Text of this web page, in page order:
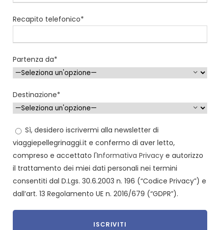
Recapito telefonico*
Partenza da*
Destinazione*
Sì, desidero iscrivermi alla newsletter di
viaggiepellegrinaggi.it e confermo di aver letto,
compreso e accettato l'Informativa Privacy e autorizzo
il trattamento dei miei dati personali nei termini
consentiti dal D.Lgs. 30.6.2003 n. 196 (“Codice Privacy”) e
dall’art. 13 Regolamento UE n. 2016/679 (“GDPR”).